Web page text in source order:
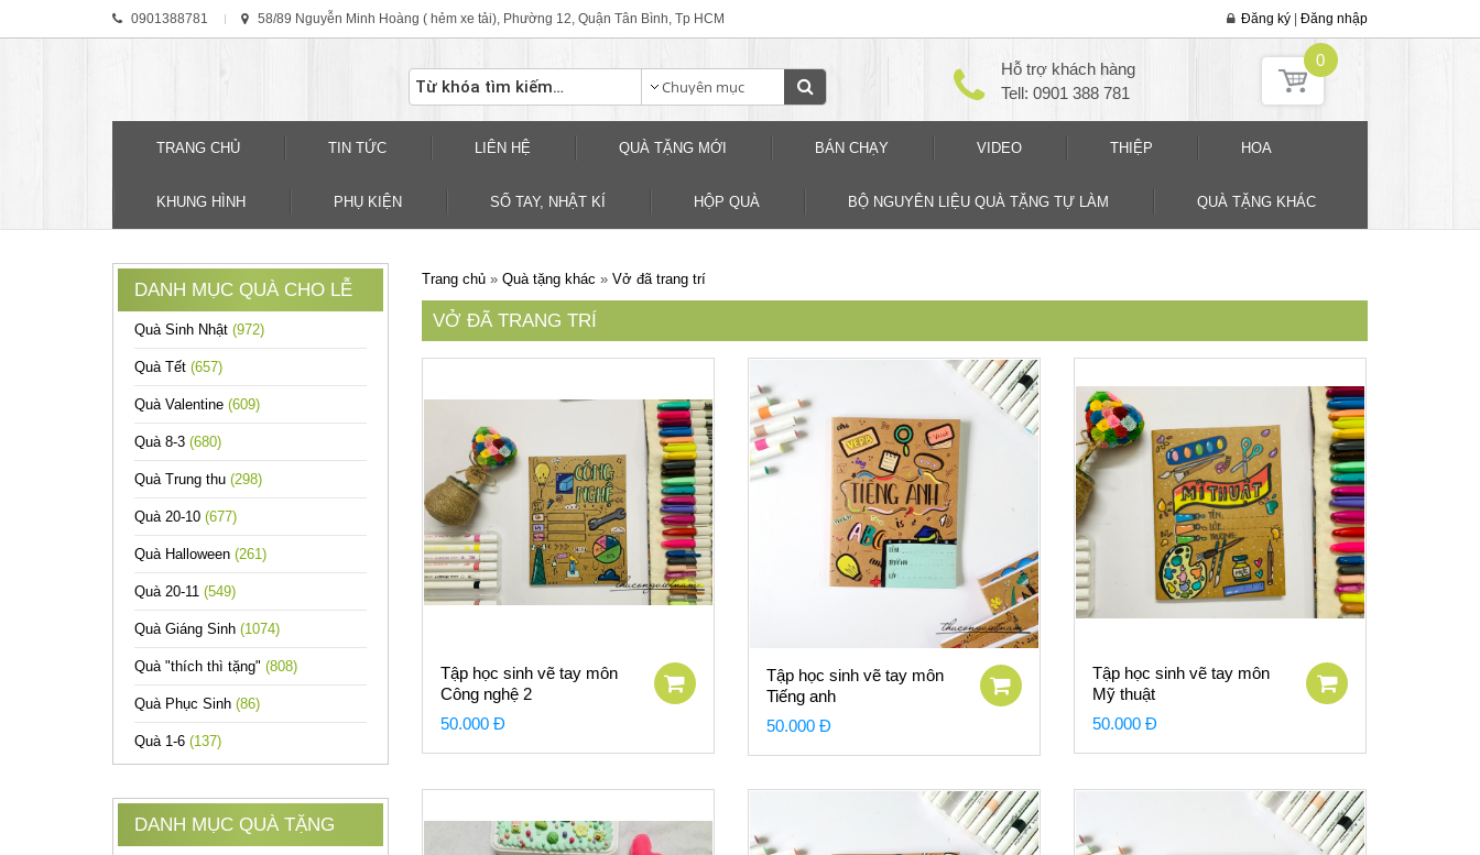
0901388781 58/89 Nguyễn Minh Hoàng ( hẻm xe tải), Phường 12, Quận Tân Bình, Tp HCM Đăng ký | Đăng nhập
Hỗ trợ khách hàng
Tell: 0901 388 781
0
TRANG CHỦ TIN TỨC LIÊN HỆ QUÀ TẶNG MỚI BÁN CHẠY VIDEO THIỆP HOA
KHUNG HÌNH PHỤ KIỆN SỐ TAY, NHẬT KÍ HỘP QUÀ BỘ NGUYÊN LIỆU QUÀ TẶNG TỰ LÀM QUÀ TẶNG KHÁC
DANH MỤC QUÀ CHO LỄ
Quà Sinh Nhật (972)
Quà Tết (657)
Quà Valentine (609)
Quà 8-3 (680)
Quà Trung thu (298)
Quà 20-10 (677)
Quà Halloween (261)
Quà 20-11 (549)
Quà Giáng Sinh (1074)
Quà "thích thì tặng" (808)
Quà Phục Sinh (86)
Quà 1-6 (137)
DANH MỤC QUÀ TẶNG
Trang chủ» Quà tặng khác » Vở đã trang trí
VỞ ĐÃ TRANG TRÍ
Tập học sinh vẽ tay môn
Công nghệ 2
50.000 Đ
Tập học sinh vẽ tay môn
Tiếng anh
50.000 Đ
Tập học sinh vẽ tay môn
Mỹ thuật
50.000 Đ